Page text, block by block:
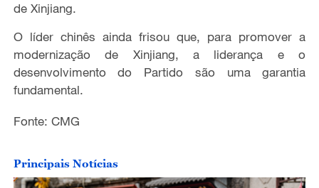
de Xinjiang.
O líder chinês ainda frisou que, para promover a
modernização de Xinjiang, a liderança e o
desenvolvimento do Partido são uma garantia
fundamental.
Fonte: CMG
Principais Notícias